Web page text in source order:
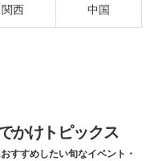
関西 中国
かけトピックス
すすめしたい旬なイベント・